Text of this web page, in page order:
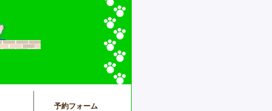
予約フォーム